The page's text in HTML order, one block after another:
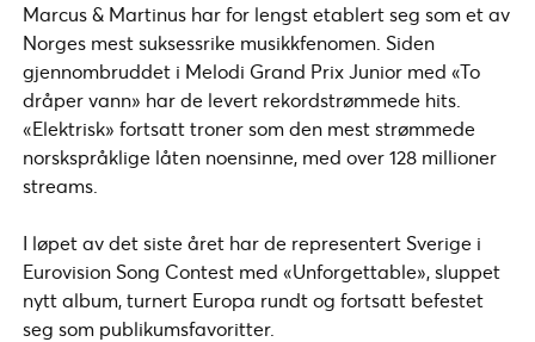
Marcus & Martinus har for lengst etablert seg som et av
Norges mest suksessrike musikkfenomen. Siden
gjennombruddet i Melodi Grand Prix Junior med «To
dråper vann» har de levert rekordstrømmede hits.
«Elektrisk» fortsatt troner som den mest strømmede
norskspråklige låten noensinne, med over 128 millioner
streams.
I løpet av det siste året har de representert Sverige i
Eurovision Song Contest med «Unforgettable», sluppet
nytt album, turnert Europa rundt og fortsatt befestet
seg som publikumsfavoritter.